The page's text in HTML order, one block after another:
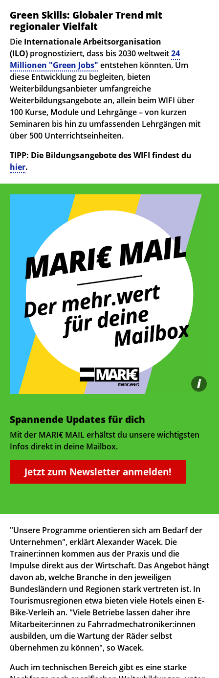
Green Skills: Globaler Trend mit
regionaler Vielfalt
Die Internationale Arbeitsorganisation
(ILO) prognostiziert, dass bis 2030 weltweit24
Millionen "Green Jobs" entstehen könnten. Um
diese Entwicklung zu begleiten, bieten
Weiterbildungsanbieter umfangreiche
Weiterbildungsangebote an, allein beim WIFI über
100 Kurse, Module und Lehrgänge – von kurzen
Seminaren bis hin zu umfassenden Lehrgängen mit
über 500 Unterrichtseinheiten.
TIPP: Die Bildungsangebote des WIFI findest du
hier.
i
Spannende Updates für dich
Mit der MARI€ MAIL erhältst du unsere wichtigsten
Infos direkt in deine Mailbox.
Jetzt zum Newsletter anmelden!
"Unsere Programme orientieren sich am Bedarf der
Unternehmen", erklärt Alexander Wacek. Die
Trainer:innen kommen aus der Praxis und die
Impulse direkt aus der Wirtschaft. Das Angebot hängt
davon ab, welche Branche in den jeweiligen
Bundesländern und Regionen stark vertreten ist. In
Tourismusregionen etwa bieten viele Hotels einen E-
Bike-Verleih an. "Viele Betriebe lassen daher ihre
Mitarbeiter:innen zu Fahrradmechatroniker:innen
ausbilden, um die Wartung der Räder selbst
übernehmen zu können", so Wacek.
Auch im technischen Bereich gibt es eine starke